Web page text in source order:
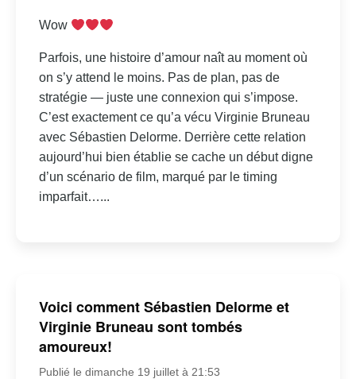
Wow
Parfois, une histoire d’amour naît au moment où
on s’y attend le moins. Pas de plan, pas de
stratégie — juste une connexion qui s’impose.
C’est exactement ce qu’a vécu Virginie Bruneau
avec Sébastien Delorme. Derrière cette relation
aujourd’hui bien établie se cache un début digne
d’un scénario de film, marqué par le timing
imparfait…...
Voici comment Sébastien Delorme et
Virginie Bruneau sont tombés
amoureux!
Publié le dimanche 19 juillet à 21:53